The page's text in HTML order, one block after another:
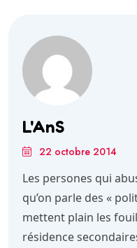
L'AnS
22 octobre 2014
Les persones qui
qu’on parle des «
mettent plain les
résidence